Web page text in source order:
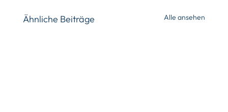
Ähnliche Beiträge Alle ansehen